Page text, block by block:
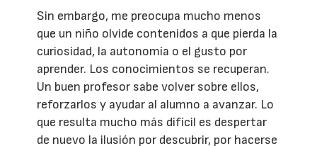
Sin embargo, me preocupa mucho menos
que un niño olvide contenidos a que pierda la
curiosidad, la autonomía o el gusto por
aprender. Los conocimientos se recuperan.
Un buen profesor sabe volver sobre ellos,
reforzarlos y ayudar al alumno a avanzar. Lo
que resulta mucho más difícil es despertar
de nuevo la ilusión por descubrir, por hacerse